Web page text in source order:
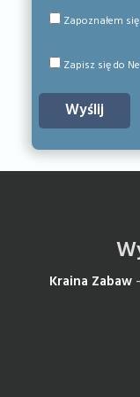
Zapoznałem
Zapisz się do
Kraina Zabaw